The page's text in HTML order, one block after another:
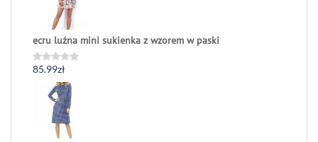
ecru luźna mini sukienka z wzorem w paski
Oceniono
85.99zł